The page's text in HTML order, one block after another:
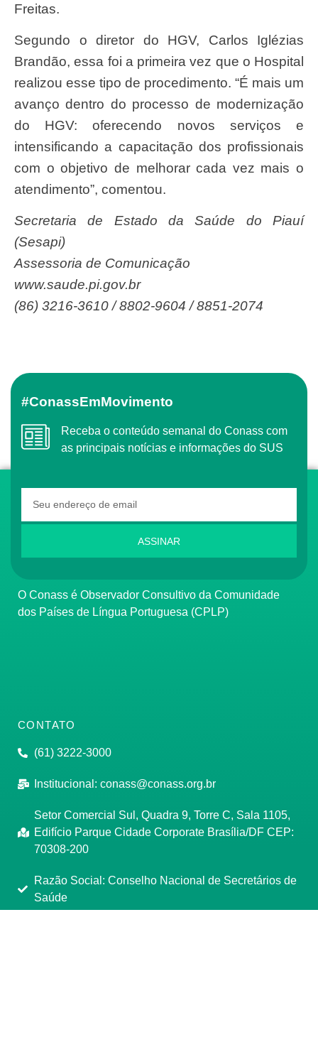
Freitas.
Segundo o diretor do HGV, Carlos Iglézias
Brandão, essa foi a primeira vez que o Hospital
realizou esse tipo de procedimento. “É mais um
avanço dentro do processo de modernização
do HGV: oferecendo novos serviços e
intensificando a capacitação dos profissionais
com o objetivo de melhorar cada vez mais o
atendimento”, comentou.
Secretaria de Estado da Saúde do Piauí
(Sesapi)
Assessoria de Comunicação
www.saude.pi.gov.br
(86) 3216-3610 / 8802-9604 / 8851-2074
#ConassEmMovimento
Receba o conteúdo semanal do Conass com
as principais notícias e informações do SUS
ASSINAR
O Conass é Observador Consultivo da Comunidade
dos Países de Língua Portuguesa (CPLP)
CONTATO
(61) 3222-3000
Institucional: conass@conass.org.br
Setor Comercial Sul, Quadra 9, Torre C, Sala 1105,
Edifício Parque Cidade Corporate Brasília/DF CEP:
70308-200
Razão Social: Conselho Nacional de Secretários de
Saúde